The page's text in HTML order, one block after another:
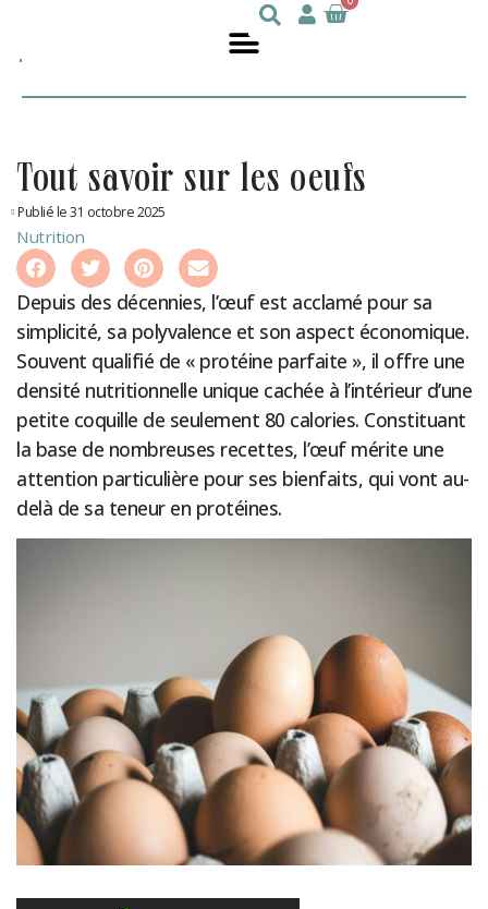
tout savoir sur les oeufs
Publié le 31 octobre 2025
Nutrition
Depuis des décennies, l’œuf est acclamé pour sa
simplicité, sa polyvalence et son aspect économique.
Souvent qualifié de « protéine parfaite », il offre une
densité nutritionnelle unique cachée à l’intérieur d’une
petite coquille de seulement 80 calories. Constituant
la base de nombreuses recettes, l’œuf mérite une
attention particulière pour ses bienfaits, qui vont au-
delà de sa teneur en protéines.